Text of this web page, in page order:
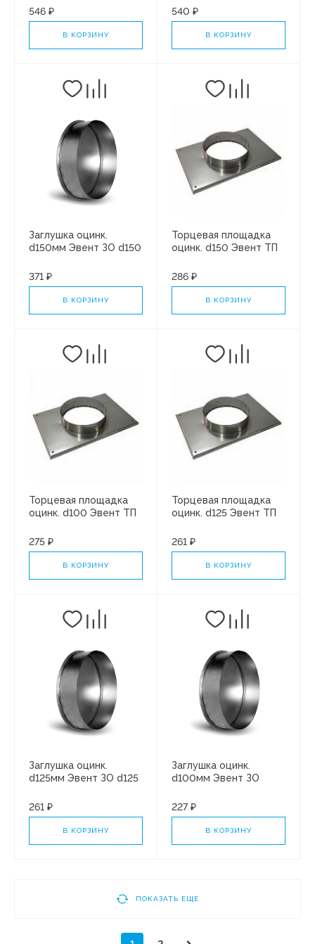
546 ₽
В КОРЗИНУ
540 ₽
В КОРЗИНУ
Заглушка оцинк.
d150мм Эвент ЗО d150
371 ₽
В КОРЗИНУ
Торцевая площадка
оцинк. d150 Эвент ТП
286 ₽
В КОРЗИНУ
Торцевая площадка
оцинк. d100 Эвент ТП
275 ₽
В КОРЗИНУ
Торцевая площадка
оцинк. d125 Эвент ТП
261 ₽
В КОРЗИНУ
Заглушка оцинк.
d125мм Эвент ЗО d125
261 ₽
В КОРЗИНУ
Заглушка оцинк.
d100мм Эвент ЗО
227 ₽
В КОРЗИНУ
ПОКАЗАТЬ ЕЩЕ